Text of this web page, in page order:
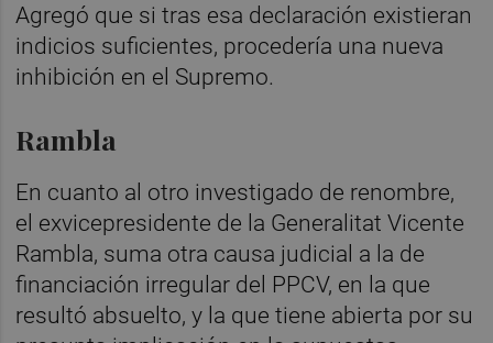
Agregó que si tras esa declaración existieran
indicios suficientes, procedería una nueva
inhibición en el Supremo.
Rambla
En cuanto al otro investigado de renombre,
el exvicepresidente de la Generalitat Vicente
Rambla, suma otra causa judicial a la de
financiación irregular del PPCV, en la que
resultó absuelto, y la que tiene abierta por su